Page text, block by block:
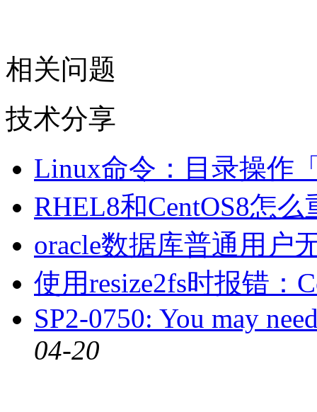
相关问题
技术分享
Linux命令：目录操作
RHEL8和CentOS8怎
oracle数据库普通用户
使用resize2fs时报错：
SP2-0750: You may
04-20